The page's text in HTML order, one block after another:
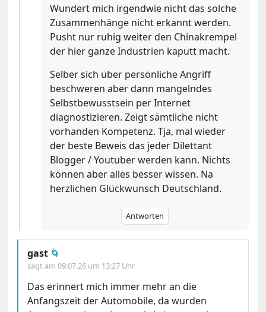
Wundert mich irgendwie nicht das solche
Zusammenhänge nicht erkannt werden.
Pusht nur ruhig weiter den Chinakrempel
der hier ganze Industrien kaputt macht.
Selber sich über persönliche Angriff
beschweren aber dann mangelndes
Selbstbewusstsein per Internet
diagnostizieren. Zeigt sämtliche nicht
vorhanden Kompetenz. Tja, mal wieder
der beste Beweis das jeder Dilettant
Blogger / Youtuber werden kann. Nichts
können aber alles besser wissen. Na
herzlichen Glückwunsch Deutschland.
Antworten
gast 🌀
sagt am09.07.26 um 13:27 Uhr
Das erinnert mich immer mehr an die
Anfangszeit der Automobile, da wurden